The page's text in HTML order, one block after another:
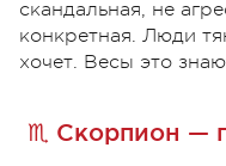
скандальная, не
конкретная. Люди
хочет. Весы это
♏ Скорпион —